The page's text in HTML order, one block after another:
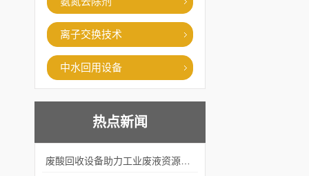
离子交换技术
中水回用设备
热点新闻